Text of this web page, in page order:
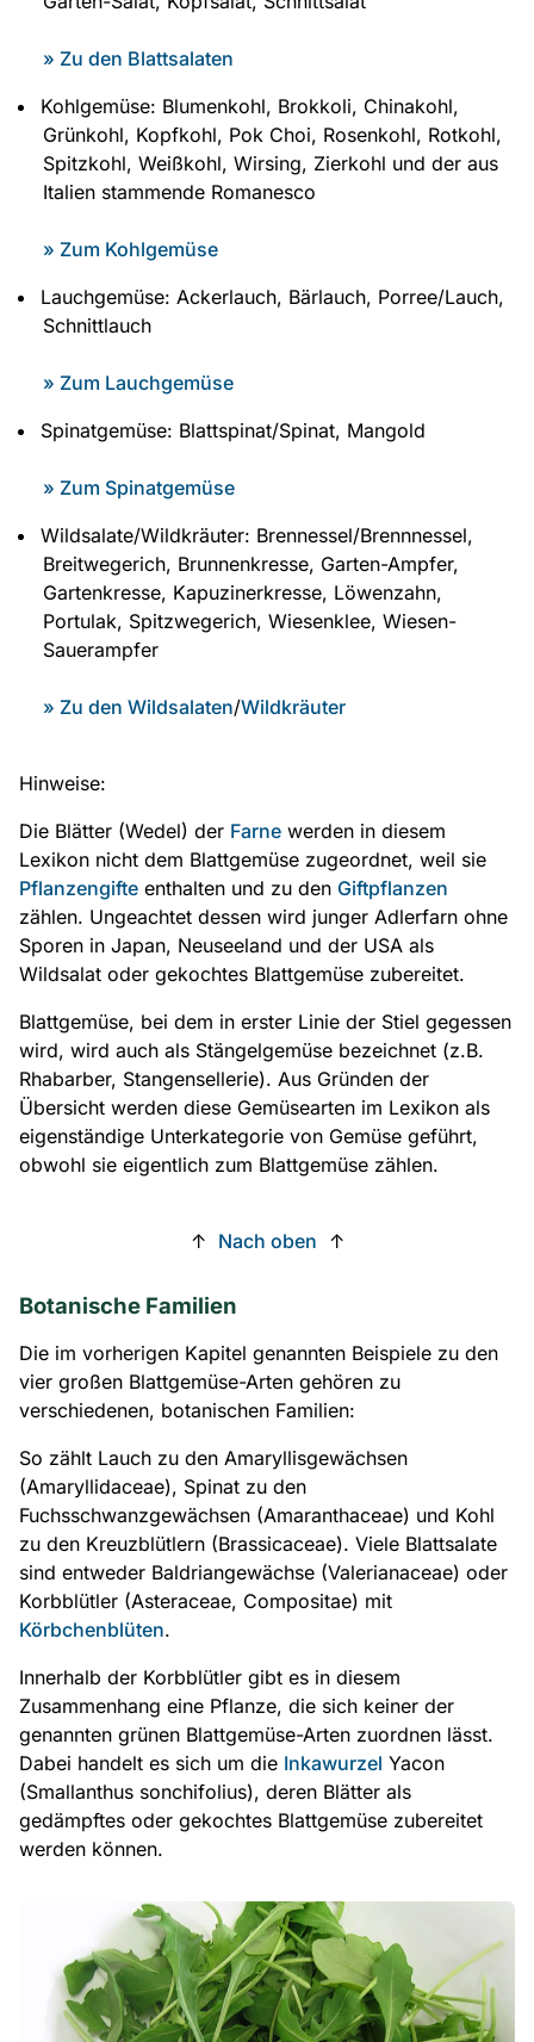
» Zu den Blattsalaten
Kohlgemüse: Blumenkohl, Brokkoli, Chinakohl,
Grünkohl, Kopfkohl, Pok Choi, Rosenkohl, Rotkohl,
Spitzkohl, Weißkohl, Wirsing, Zierkohl und der aus
Italien stammende Romanesco
» Zum Kohlgemüse
Lauchgemüse: Ackerlauch, Bärlauch, Porree/Lauch,
Schnittlauch
» Zum Lauchgemüse
Spinatgemüse: Blattspinat/Spinat, Mangold
» Zum Spinatgemüse
Wildsalate/Wildkräuter: Brennessel/Brennnessel,
Breitwegerich, Brunnenkresse, Garten-Ampfer,
Gartenkresse, Kapuzinerkresse, Löwenzahn,
Portulak, Spitzwegerich, Wiesenklee, Wiesen-
Sauerampfer
» Zu den Wildsalaten/Wildkräuter
Hinweise:
Die Blätter (Wedel) der Farne werden in diesem
Lexikon nicht dem Blattgemüse zugeordnet, weil sie
Pflanzengifte enthalten und zu den Giftpflanzen
zählen. Ungeachtet dessen wird junger Adlerfarn ohne
Sporen in Japan, Neuseeland und der USA als
Wildsalat oder gekochtes Blattgemüse zubereitet.
Blattgemüse, bei dem in erster Linie der Stiel gegessen
wird, wird auch als Stängelgemüse bezeichnet (z.B.
Rhabarber, Stangensellerie). Aus Gründen der
Übersicht werden diese Gemüsearten im Lexikon als
eigenständige Unterkategorie von Gemüse geführt,
obwohl sie eigentlich zum Blattgemüse zählen.
↑ Nach oben ↑
Botanische Familien
Die im vorherigen Kapitel genannten Beispiele zu den
vier großen Blattgemüse-Arten gehören zu
verschiedenen, botanischen Familien:
So zählt Lauch zu den Amaryllisgewächsen
(Amaryllidaceae), Spinat zu den
Fuchsschwanzgewächsen (Amaranthaceae) und Kohl
zu den Kreuzblütlern (Brassicaceae). Viele Blattsalate
sind entweder Baldriangewächse (Valerianaceae) oder
Korbblütler (Asteraceae, Compositae) mit
Körbchenblüten.
Innerhalb der Korbblütler gibt es in diesem
Zusammenhang eine Pflanze, die sich keiner der
genannten grünen Blattgemüse-Arten zuordnen lässt.
Dabei handelt es sich um die Inkawurzel Yacon
(Smallanthus sonchifolius), deren Blätter als
gedämpftes oder gekochtes Blattgemüse zubereitet
werden können.